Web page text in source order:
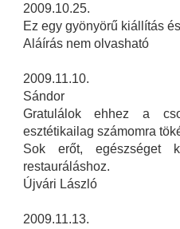
2009.10.25.
Ez egy gyönyörű kiállítás
Aláírás nem olvasható
2009.11.10.
Sándor
Gratulálok ehhez a
esztétikailag számomra
Sok erőt, egészséget
restauráláshoz.
Újvári László
2009.11.13.